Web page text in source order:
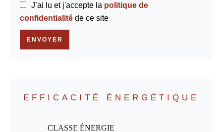
J’ai lu et j'accepte la politique de
confidentialité de ce site
ENVOYER
EFFICACITÉ ÉNERGÉTIQUE